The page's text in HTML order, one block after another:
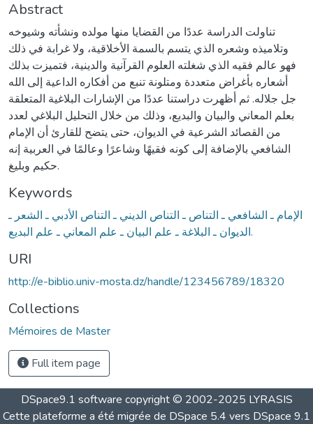
Abstract
تناولت الدراسة عددًا من القضايا منها مولده ونشأته وشيوخه
وتلاميذه وشعره الذي يتسم بالسمة الأخلاقية، ولا غرابة في ذلك
فهو عالم فقيه الذي شغلته العلوم القرآنية والدينية، فتميزت بذلك
أشعاره بأغراض متعددة ومتلونة تنبع من أفكاره الداعية إلى الله
جل جلاله. ثم أظهرت دراستنا عددًا من الإشارات البلاغية المتعلقة
بعلم المعاني والبيان والبديع، وذلك من خلال التحليل البلاغي لعدد
من القصائد الشرعية في الديوان، حتى يتضح للقارئ أن الإمام
الشافعي بالإضافة إلى كونه فقيهًا وشاعرًا وعالمًا في العربية إنه
حكيم وبليغ.
Keywords
الإمام ـ الشافعي ـ التناص ـ التناص الديني ـ التناص الأدبي ـ الشعر ـ
الديوان ـ البلاغة ـ علم البيان ـ علم المعاني ـ علم البديع.
URI
http://e-biblio.univ-mosta.dz/handle/123456789/18320
Collections
Mémoires de Master
Full item page
DSpace9.1 software copyright © 2002-2025 LYRASIS
Cette plateforme a été migrée de DSpace 5.4 vers DSpace 9.1